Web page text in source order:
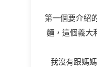
第一個要介紹
麵，這個義大
我沒有跟媽